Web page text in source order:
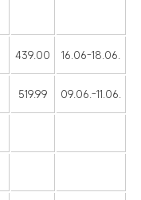
439.00 16.06-18.06.
519.99 09.06.-11.06.